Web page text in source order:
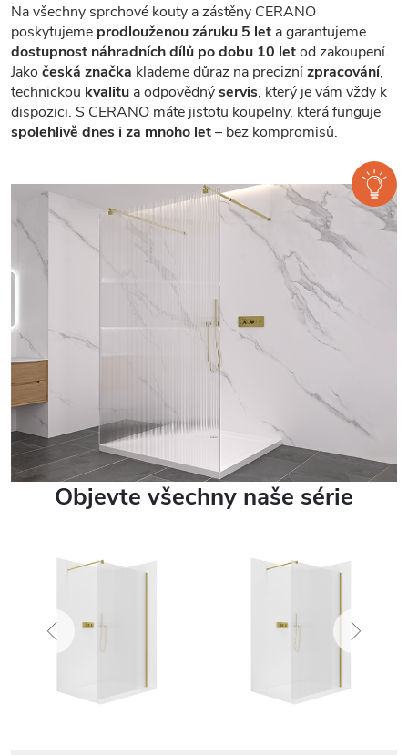
Na všechny sprchové kouty a zástěny CERANO
poskytujeme prodlouženou záruku 5 let a garantujeme
dostupnost náhradních dílů po dobu 10 letod zakoupení.
Jako česká značka klademe důraz na preciznízpracování,
technickou kvalitu a odpovědnýservis, který je vám vždy k
dispozici. S CERANO máte jistotu koupelny, která funguje
spolehlivě dnes i za mnoho let– bez kompromisů.
Objevte všechny naše série